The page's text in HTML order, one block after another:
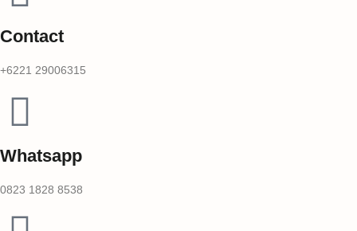
Contact
+6221 29006315
Whatsapp
0823 1828 8538